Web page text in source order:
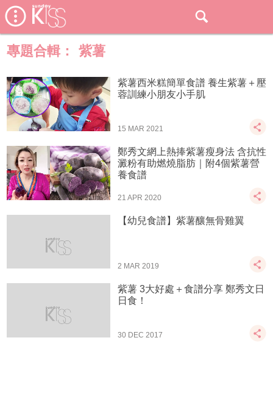
專題合輯： 紫薯
紫薯西米糕簡單食譜 養生紫薯＋壓
蓉訓練小朋友小手肌
15 MAR 2021
鄭秀文網上熱捧紫薯瘦身法 含抗性
澱粉有助燃燒脂肪｜附4個紫薯營
養食譜
21 APR 2020
【幼兒食譜】紫薯釀無骨雞翼
2 MAR 2019
紫薯 3大好處＋食譜分享 鄭秀文日
日食！
30 DEC 2017